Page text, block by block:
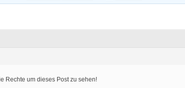
Rechte um dieses Post zu sehen!